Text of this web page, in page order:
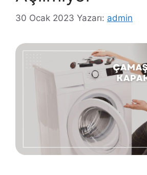
30 Ocak 2023 Yazarı: admin